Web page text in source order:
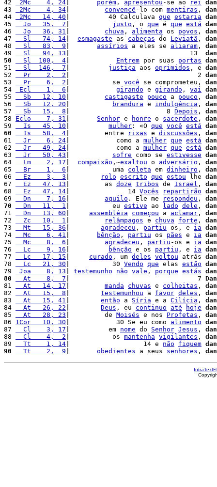
42
2Mc    4, 24 porém , apresentou -se ao rei
43
2Mc    4, 34 convencê -lo com mentiras ,
44
2Mc   14, 40 |          40 Calculava que estaria
45
  Jo   35,  7
justo , o que é que está
46
  Jo   36, 31
chuva , alimenta os povos ,
47
  Sl   74, 14
esmagaste as cabeças do Leviatã ,
48
  Sl   83,  9
assírios a eles se aliaram ,
49
  Sl   94, 13
|                               13
50
  Sl  100,  4
Entrem por suas portas
51
  Sl  146,  7
justiça aos oprimidos , e
52
  Pr    2,  2
|                                 2
53
  Pr    6,  2
|           se você se comprometeu,
54
Ecl    1,  6 girando e girando , vai
55
  Sb   12, 10
castigaste pouco a pouco ,
56
  Sb   12, 20
brandura e indulgência ,
57
  Sb   15,  8
|                         8 Depois ,
58 Eclo    7, 31 Senhor e honre o sacerdote ,
59
  Is   45, 10
mulher : «O que você está
60
  Is   58,  4
|         entre rixas e discussões ,
61
  Jr    6, 24
|            como a mulher que está
62
  Jr   49, 24
|            como a mulher que está
63
  Jr   50, 43
sofre como se estivesse
64
  Lm    2, 17
compaixão ,~exaltou o adversário ,
65
  Br    1,  6
|           uma coleta em dinheiro ,
66
  Ez    3,  3
rolo escrito que estou lhe
67
  Ez   47, 13
|         as doze tribos de Israel ,
68
  Ez   47, 14
|               14 Vocês repartirão
69
  Dn    7, 16
aquilo . Ele me respondeu ,
70
  Dn   11,  1
|           eu estive ao lado dele ,
71
  Dn   13, 60
assembléia começou a aclamar ,
72
  Zc   10,  1
relâmpagos e chuva forte ,
73
  Mt   15, 36
agradeceu , partiu -os, e ia
74
  Mc    6, 41
bênção , partiu os pães e ia
75
  Mc    8,  6
agradeceu , partiu -os e ia
76
  Lc    9, 16
bênção e os partiu , e ia
77
  Lc   17, 15
curado , um deles voltou atrás
78
  Lc   21, 30
|           30 Vendo que elas estão
79
Joa    8, 13 testemunho não vale , porque estás
80
  At    8,  7
|                                 7
81
  At   14, 17
manda chuvas e colheitas ,
82
  At   15,  8
testemunhou a favor deles ,
83
  At   15, 41
então a Síria e a Cilícia ,
84
  At   26, 22
Deus , eu continuo até hoje
85
  At   28, 23
|         de Moisés e nos Profetas ,
86 1Cor   10, 30 |            30 Se eu como alimento
87
  Cl    3, 17
|          em nome do Senhor Jesus ,
88
  Cl    4,  2
|           os mantenha vigilantes ,
89
  Tt    1, 14
|                   14 e não fiquem
90
  Tt    2,  9
obedientes a seus senhores ,
IntraText®